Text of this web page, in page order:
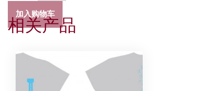
领
带
2019
精
加入购物车
相关产品